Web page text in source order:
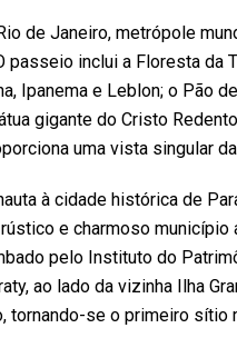
de Janeiro, metrópole
inclui a Floresta da
Ipanema e Leblon; o Pão
gigante do Cristo
uma vista singular
à cidade histórica de
e charmoso município
pelo Instituto do
ao lado da vizinha Ilha
tornando-se o primeiro